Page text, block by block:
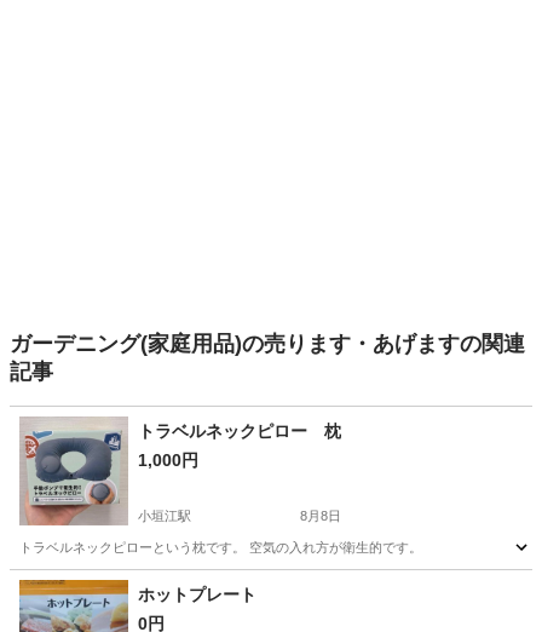
ガーデニング(家庭用品)の売ります・あげますの関連
記事
トラベルネックピロー 枕
1,000円
小垣江駅 8月8日
トラベルネックピローという枕です。 空気の入れ方が衛生的です。
愛知 刈谷市 小垣江駅 その他
ホットプレート
0円